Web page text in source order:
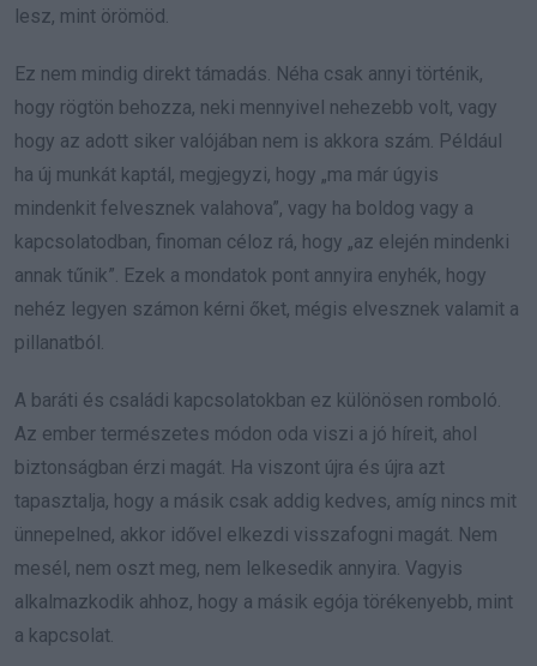
lesz, mint örömöd.
Ez nem mindig direkt támadás. Néha csak annyi történik,
hogy rögtön behozza, neki mennyivel nehezebb volt, vagy
hogy az adott siker valójában nem is akkora szám. Például
ha új munkát kaptál, megjegyzi, hogy „ma már úgyis
mindenkit felvesznek valahova”, vagy ha boldog vagy a
kapcsolatodban, finoman céloz rá, hogy „az elején mindenki
annak tűnik”. Ezek a mondatok pont annyira enyhék, hogy
nehéz legyen számon kérni őket, mégis elvesznek valamit a
pillanatból.
A baráti és családi kapcsolatokban ez különösen romboló.
Az ember természetes módon oda viszi a jó híreit, ahol
biztonságban érzi magát. Ha viszont újra és újra azt
tapasztalja, hogy a másik csak addig kedves, amíg nincs mit
ünnepelned, akkor idővel elkezdi visszafogni magát. Nem
mesél, nem oszt meg, nem lelkesedik annyira. Vagyis
alkalmazkodik ahhoz, hogy a másik egója törékenyebb, mint
a kapcsolat.